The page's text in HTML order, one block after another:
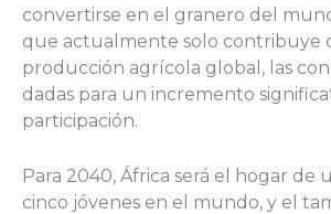
convertirse en el granero del
que actualmente solo contribuye
producción agrícola global, las
dadas para un incremento
participación.
Para 2040, África será el hogar de
cinco jóvenes en el mundo, y el